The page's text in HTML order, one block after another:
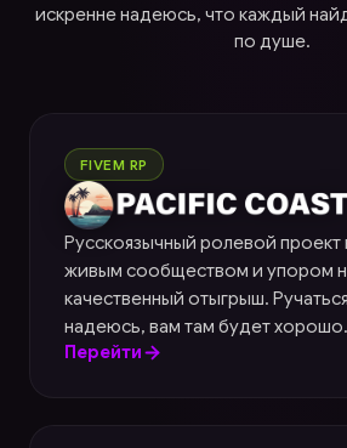
искренне надеюсь, что каждый
по душе.
FIVEM RP
Pacific Coast
Русскоязычный ролевой проект
живым сообществом и упором
качественный отыгрыш.
надеюсь, вам там будет хорошо.
Перейти